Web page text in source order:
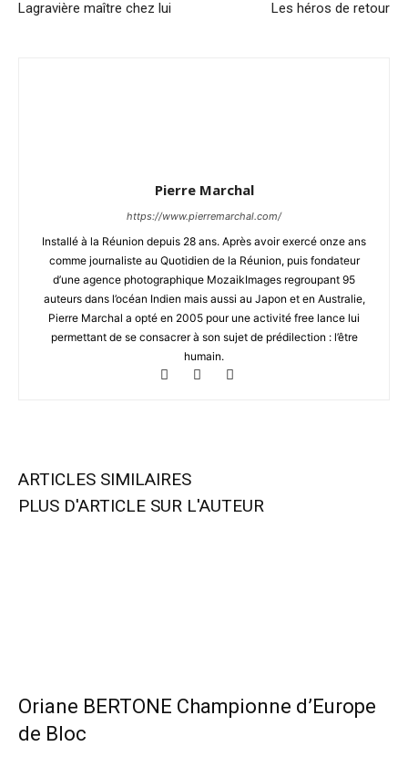
Lagravière maître chez lui Les héros de retour
Pierre Marchal
https://www.pierremarchal.com/
Installé à la Réunion depuis 28 ans. Après avoir exercé onze ans
comme journaliste au Quotidien de la Réunion, puis fondateur
d’une agence photographique MozaikImages regroupant 95
auteurs dans l’océan Indien mais aussi au Japon et en Australie,
Pierre Marchal a opté en 2005 pour une activité free lance lui
permettant de se consacrer à son sujet de prédilection : l’être
humain.
ARTICLES SIMILAIRES
PLUS D'ARTICLE SUR L'AUTEUR
Oriane BERTONE Championne d’Europe
de Bloc